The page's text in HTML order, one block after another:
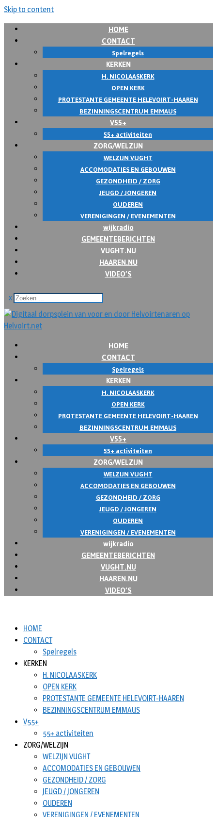
Skip to content
HOME
CONTACT
Spelregels
KERKEN
H. NICOLAASKERK
OPEN KERK
PROTESTANTE GEMEENTE HELEVOIRT-HAAREN
BEZINNINGSCENTRUM EMMAUS
V55+
55+ activiteiten
ZORG/WELZIJN
WELZIJN VUGHT
ACCOMODATIES EN GEBOUWEN
GEZONDHEID / ZORG
JEUGD / JONGEREN
OUDEREN
VERENIGINGEN / EVENEMENTEN
wijkradio
GEMEENTEBERICHTEN
VUGHT.NU
HAAREN.NU
VIDEO’S
x
HOME
CONTACT
Spelregels
KERKEN
H. NICOLAASKERK
OPEN KERK
PROTESTANTE GEMEENTE HELEVOIRT-HAAREN
BEZINNINGSCENTRUM EMMAUS
V55+
55+ activiteiten
ZORG/WELZIJN
WELZIJN VUGHT
ACCOMODATIES EN GEBOUWEN
GEZONDHEID / ZORG
JEUGD / JONGEREN
OUDEREN
VERENIGINGEN / EVENEMENTEN
wijkradio
GEMEENTEBERICHTEN
VUGHT.NU
HAAREN.NU
VIDEO’S
HOME
CONTACT
Spelregels
KERKEN
H. NICOLAASKERK
OPEN KERK
PROTESTANTE GEMEENTE HELEVOIRT-HAAREN
BEZINNINGSCENTRUM EMMAUS
V55+
55+ activiteiten
ZORG/WELZIJN
WELZIJN VUGHT
ACCOMODATIES EN GEBOUWEN
GEZONDHEID / ZORG
JEUGD / JONGEREN
OUDEREN
VERENIGINGEN / EVENEMENTEN